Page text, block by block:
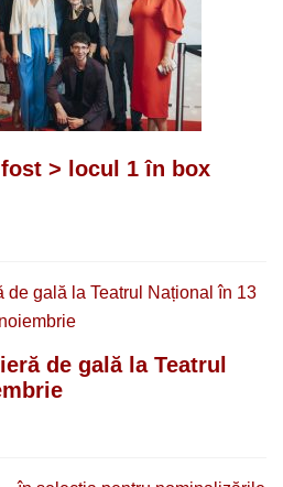
> locul 1 în box
de gală la Teatrul